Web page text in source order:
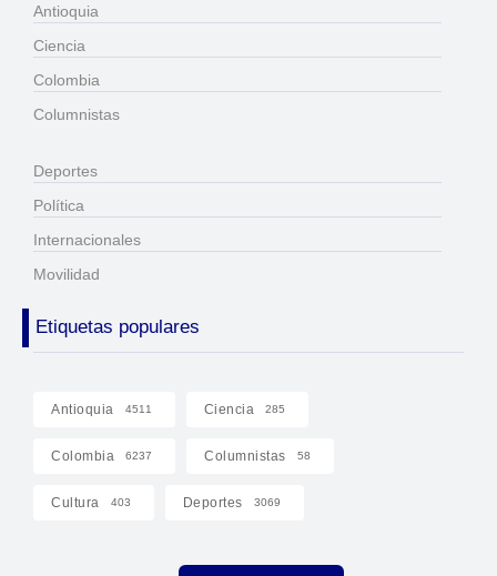
Antioquia
Ciencia
Colombia
Columnistas
Deportes
Política
Internacionales
Movilidad
Etiquetas populares
Antioquia 4511 Ciencia 285
Colombia 6237 Columnistas 58
Cultura 403 Deportes 3069